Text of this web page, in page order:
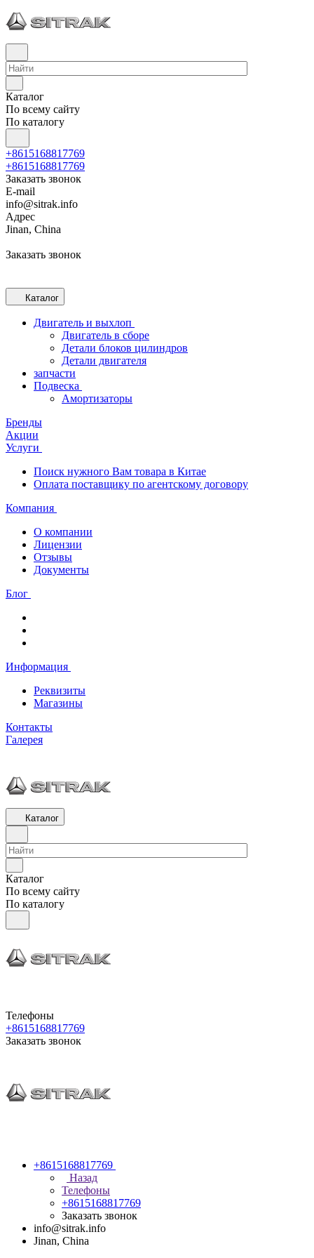
Каталог
По всему сайту
По каталогу
+8615168817769
+8615168817769
Заказать звонок
E-mail
info@sitrak.info
Адрес
Jinan, China
Заказать звонок
Каталог
Двигатель и выхлоп
Двигатель в сборе
Детали блоков цилиндров
Детали двигателя
запчасти
Подвеска
Амортизаторы
Бренды
Акции
Услуги
Поиск нужного Вам товара в Китае
Оплата поставщику по агентскому договору
Компания
О компании
Лицензии
Отзывы
Документы
Блог
Информация
Реквизиты
Магазины
Контакты
Галерея
Каталог
Каталог
По всему сайту
По каталогу
Телефоны
+8615168817769
Заказать звонок
+8615168817769
Назад
Телефоны
+8615168817769
Заказать звонок
info@sitrak.info
Jinan, China